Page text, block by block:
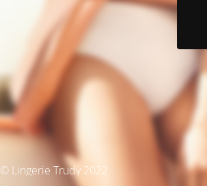
© Lingerie Trudy 2022